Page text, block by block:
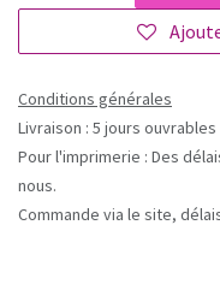
Conditions générales
Livraison : 5 jours ouvrables
Pour l'imprimerie : Des
nous.
Commande via le site,